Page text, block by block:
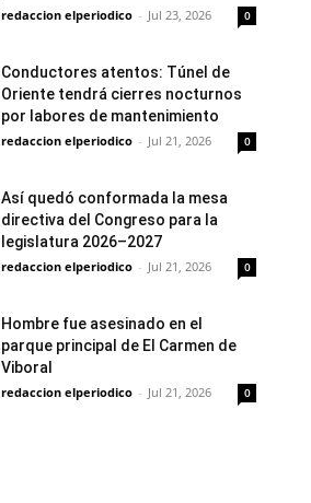
redaccion elperiodico - Jul 23, 2026 0
Conductores atentos: Túnel de
Oriente tendrá cierres nocturnos
por labores de mantenimiento
redaccion elperiodico - Jul 21, 2026 0
Así quedó conformada la mesa
directiva del Congreso para la
legislatura 2026–2027
redaccion elperiodico - Jul 21, 2026 0
Hombre fue asesinado en el
parque principal de El Carmen de
Viboral
redaccion elperiodico - Jul 21, 2026 0